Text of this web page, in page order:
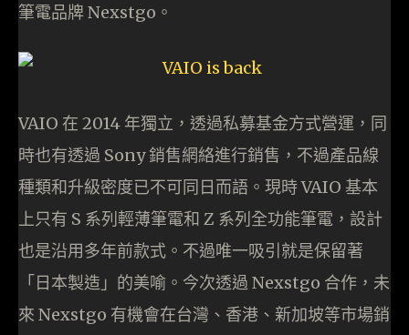
筆電品牌 Nexstgo。
VAIO 在 2014 年獨立，透過私募基金方式營運，同
時也有透過 Sony 銷售網絡進行銷售，不過產品線
種類和升級密度已不可同日而語。現時 VAIO 基本
上只有 S 系列輕薄筆電和 Z 系列全功能筆電，設計
也是沿用多年前款式。不過唯一吸引就是保留著
「日本製造」的美喻。今次透過 Nexstgo 合作，未
來 Nexstgo 有機會在台灣、香港、新加坡等市場銷